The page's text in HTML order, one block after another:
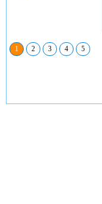
1 2 3 4 5